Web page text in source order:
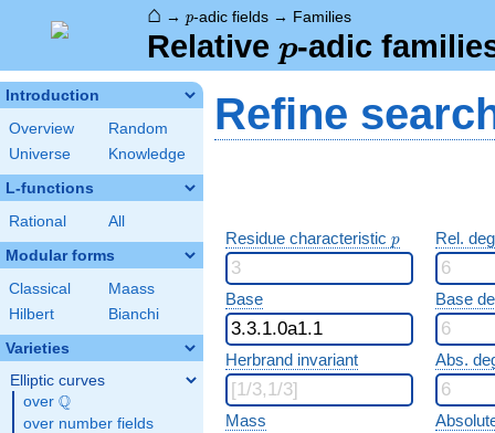
⌂ → p-adic fields → Families
Relative p
p-adic
Introduction
Overview
Random
Universe
Knowledge
L-functions
Rational All
Modular forms
Classical
Maass
Hilbert
Bianchi
Varieties
Elliptic curves
over \Q
Q
over number fields
Refine
Residue characteristic p
p Rel.
Base Base
Herbrand invariant Abs.
Mass